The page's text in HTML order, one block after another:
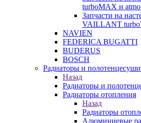
turboMAX и
Запчасти на
VAILLANT
NAVIEN
FEDERICA BUGATTI
BUDERUS
BOSCH
Радиаторы и
Назад
Радиаторы и
Радиаторы отопления
Назад
Радиаторы
Алюминиевые